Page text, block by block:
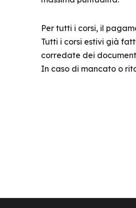
Per tutti i corsi, il
Tutti i corsi estivi già
corredate dei
In caso di mancato o